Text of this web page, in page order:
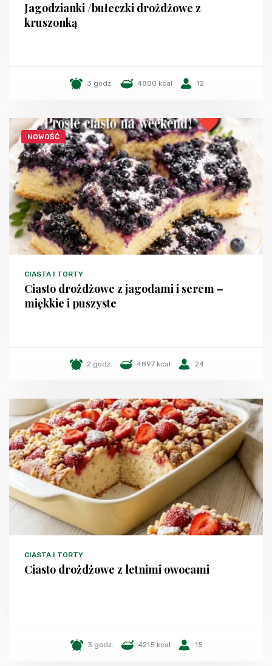
Jagodzianki /bułeczki drożdżowe z
kruszonką
3 godz. 4800 kcal 12
NOWOŚĆ
CIASTA I TORTY
Ciasto drożdżowe z jagodami i serem –
miękkie i puszyste
2 godz. 4897 kcal 24
CIASTA I TORTY
Ciasto drożdżowe z letnimi owocami
3 godz. 4215 kcal 15